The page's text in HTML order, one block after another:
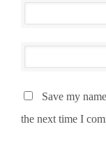
Save my
the next time I